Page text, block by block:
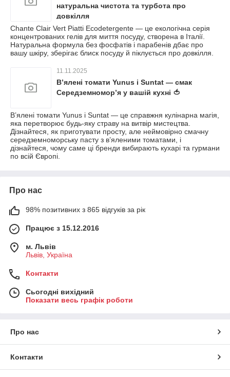
натуральна чистота та турбота про
довкілля
Chante Clair Vert Piatti Ecodetergente — це екологічна серія
концентрованих гелів для миття посуду, створена в Італії.
Натуральна формула без фосфатів і парабенів дбає про
вашу шкіру, зберігає блиск посуду й піклується про довкілля.
11.11.2025
В’ялені томати Yunus і Suntat — смак
Середземномор’я у вашій кухні 🍅
В’ялені томати Yunus і Suntat — це справжня кулінарна магія,
яка перетворює будь-яку страву на витвір мистецтва.
Дізнайтеся, як приготувати просту, але неймовірно смачну
середземноморську пасту з в’яленими томатами, і
дізнайтеся, чому саме ці бренди вибирають кухарі та гурмани
по всій Європі.
Про нас
98% позитивних з 865 відгуків за рік
Працює з 15.12.2016
м. Львів
Львів, Україна
Контакти
Сьогодні вихідний
Показати весь графік роботи
Про нас
Контакти